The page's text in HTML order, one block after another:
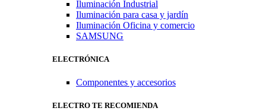
Iluminación Industrial
Iluminación para casa y jardín
Iluminación Oficina y comercio
SAMSUNG
ELECTRÓNICA
Componentes y accesorios
ELECTRO TE RECOMIENDA